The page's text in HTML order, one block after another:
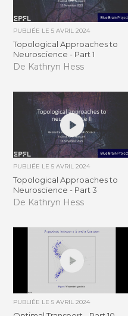
PUBLIÉE LE5 AVRIL 2024
Topological Approaches to
Neuroscience - Part 1
De Kathryn Hess
PUBLIÉE LE5 AVRIL 2024
Topological Approaches to
Neuroscience - Part 3
De Kathryn Hess
PUBLIÉE LE5 AVRIL 2024